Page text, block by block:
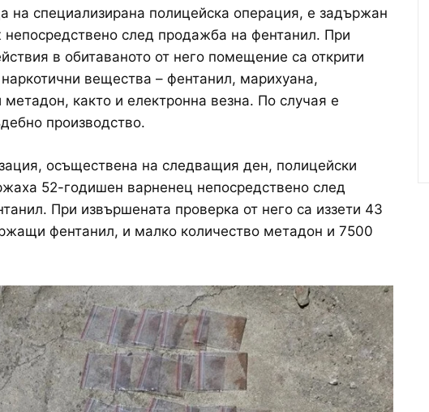
на специализирана полицейска операция, е задържан
след продажба на фентанил. При
в обитаваното от него помещение са открити
вещества – фентанил, марихуана,
както и електронна везна. По случая е
производство.
осъществена на следващия ден, полицейски
52-годишен варненец непосредствено след
При извършената проверка от него са иззети 43
фентанил, и малко количество метадон и 7500